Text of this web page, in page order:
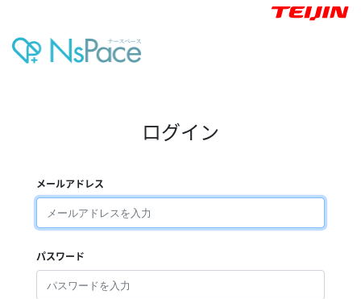
ログイン
メールアドレス
パスワード